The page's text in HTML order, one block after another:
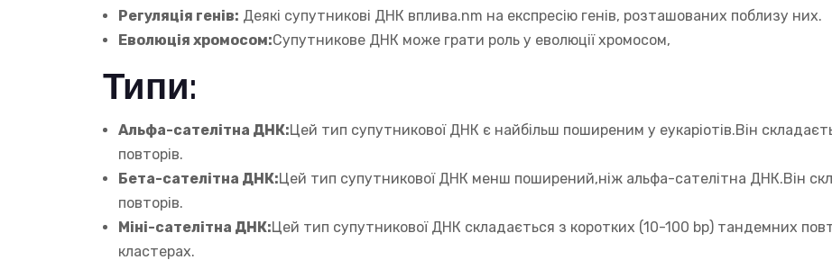
Регуляція генів: Деякі супутникові ДНК вплива.nm на експресію генів, розташованих поблизу них.
Еволюція хромосом:Супутникове ДНК може грати роль у еволюції хромосом,
Типи:
Альфа-сателітна ДНК:Цей тип супутникової ДНК є найбільш поширеним у еукаріотів.Він
повторів.
Бета-сателітна ДНК:Цей тип супутникової ДНК менш поширений,ніж альфа-сателітна ДНК.Він
повторів.
Міні-сателітна ДНК:Цей тип супутникової ДНК складається з коротких (10-100 bp) тандемних
кластерах.